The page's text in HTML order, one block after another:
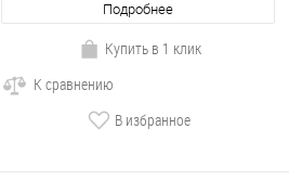
Подробнее
Купить в 1 клик
К сравнению
В избранное